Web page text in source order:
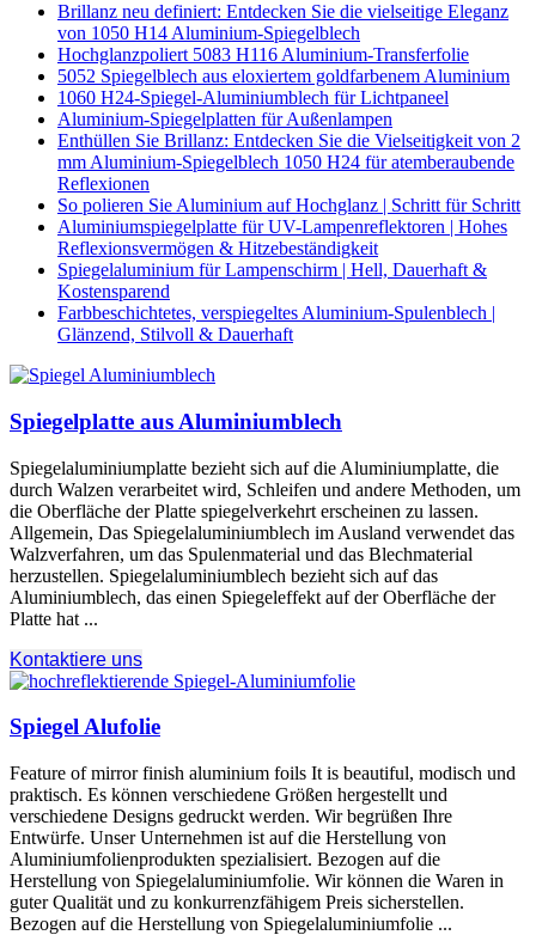
Brillanz neu definiert: Entdecken Sie die vielseitige Eleganz
von 1050 H14 Aluminium-Spiegelblech
Hochglanzpoliert 5083 H116 Aluminium-Transferfolie
5052 Spiegelblech aus eloxiertem goldfarbenem Aluminium
1060 H24-Spiegel-Aluminiumblech für Lichtpaneel
Aluminium-Spiegelplatten für Außenlampen
Enthüllen Sie Brillanz: Entdecken Sie die Vielseitigkeit von 2
mm Aluminium-Spiegelblech 1050 H24 für atemberaubende
Reflexionen
So polieren Sie Aluminium auf Hochglanz | Schritt für Schritt
Aluminiumspiegelplatte für UV-Lampenreflektoren | Hohes
Reflexionsvermögen & Hitzebeständigkeit
Spiegelaluminium für Lampenschirm | Hell, Dauerhaft &
Kostensparend
Farbbeschichtetes, verspiegeltes Aluminium-Spulenblech |
Glänzend, Stilvoll & Dauerhaft
Spiegelplatte aus Aluminiumblech
Spiegelaluminiumplatte bezieht sich auf die Aluminiumplatte, die
durch Walzen verarbeitet wird, Schleifen und andere Methoden, um
die Oberfläche der Platte spiegelverkehrt erscheinen zu lassen.
Allgemein, Das Spiegelaluminiumblech im Ausland verwendet das
Walzverfahren, um das Spulenmaterial und das Blechmaterial
herzustellen. Spiegelaluminiumblech bezieht sich auf das
Aluminiumblech, das einen Spiegeleffekt auf der Oberfläche der
Platte hat ...
Kontaktiere uns
Spiegel Alufolie
Feature of mirror finish aluminium foils It is beautiful, modisch und
praktisch. Es können verschiedene Größen hergestellt und
verschiedene Designs gedruckt werden. Wir begrüßen Ihre
Entwürfe. Unser Unternehmen ist auf die Herstellung von
Aluminiumfolienprodukten spezialisiert. Bezogen auf die
Herstellung von Spiegelaluminiumfolie. Wir können die Waren in
guter Qualität und zu konkurrenzfähigem Preis sicherstellen.
Bezogen auf die Herstellung von Spiegelaluminiumfolie ...